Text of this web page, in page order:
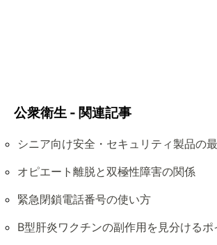
公衆衛生 - 関連記事
シニア向け安全・セキュリティ製品の
オピエート離脱と双極性障害の関係
緊急閉鎖電話番号の使い方
B型肝炎ワクチンの副作用を見分けるポ